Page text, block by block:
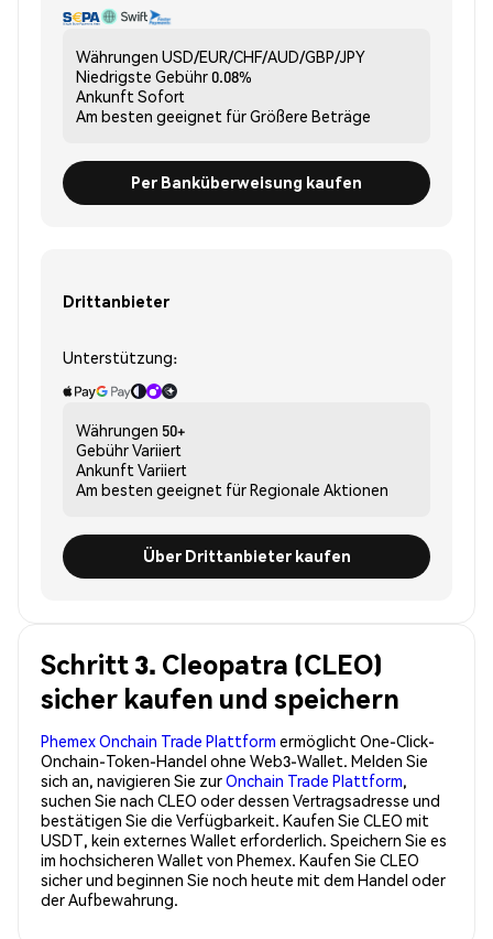
Währungen USD/EUR/CHF/AUD/GBP/JPY
Niedrigste Gebühr0.08%
Ankunft Sofort
Am besten geeignet fürGrößere Beträge
Per Banküberweisung kaufen
Drittanbieter
Unterstützung:
Währungen 50+
GebührVariiert
Ankunft Variiert
Am besten geeignet fürRegionale Aktionen
Über Drittanbieter kaufen
Schritt 3. Cleopatra (CLEO)
sicher kaufen und speichern
Phemex Onchain Trade Plattform ermöglicht One-Click-
Onchain-Token-Handel ohne Web3-Wallet. Melden Sie
sich an, navigieren Sie zurOnchain Trade Plattform,
suchen Sie nach CLEO oder dessen Vertragsadresse und
bestätigen Sie die Verfügbarkeit. Kaufen Sie CLEO mit
USDT, kein externes Wallet erforderlich. Speichern Sie es
im hochsicheren Wallet von Phemex. Kaufen Sie CLEO
sicher und beginnen Sie noch heute mit dem Handel oder
der Aufbewahrung.